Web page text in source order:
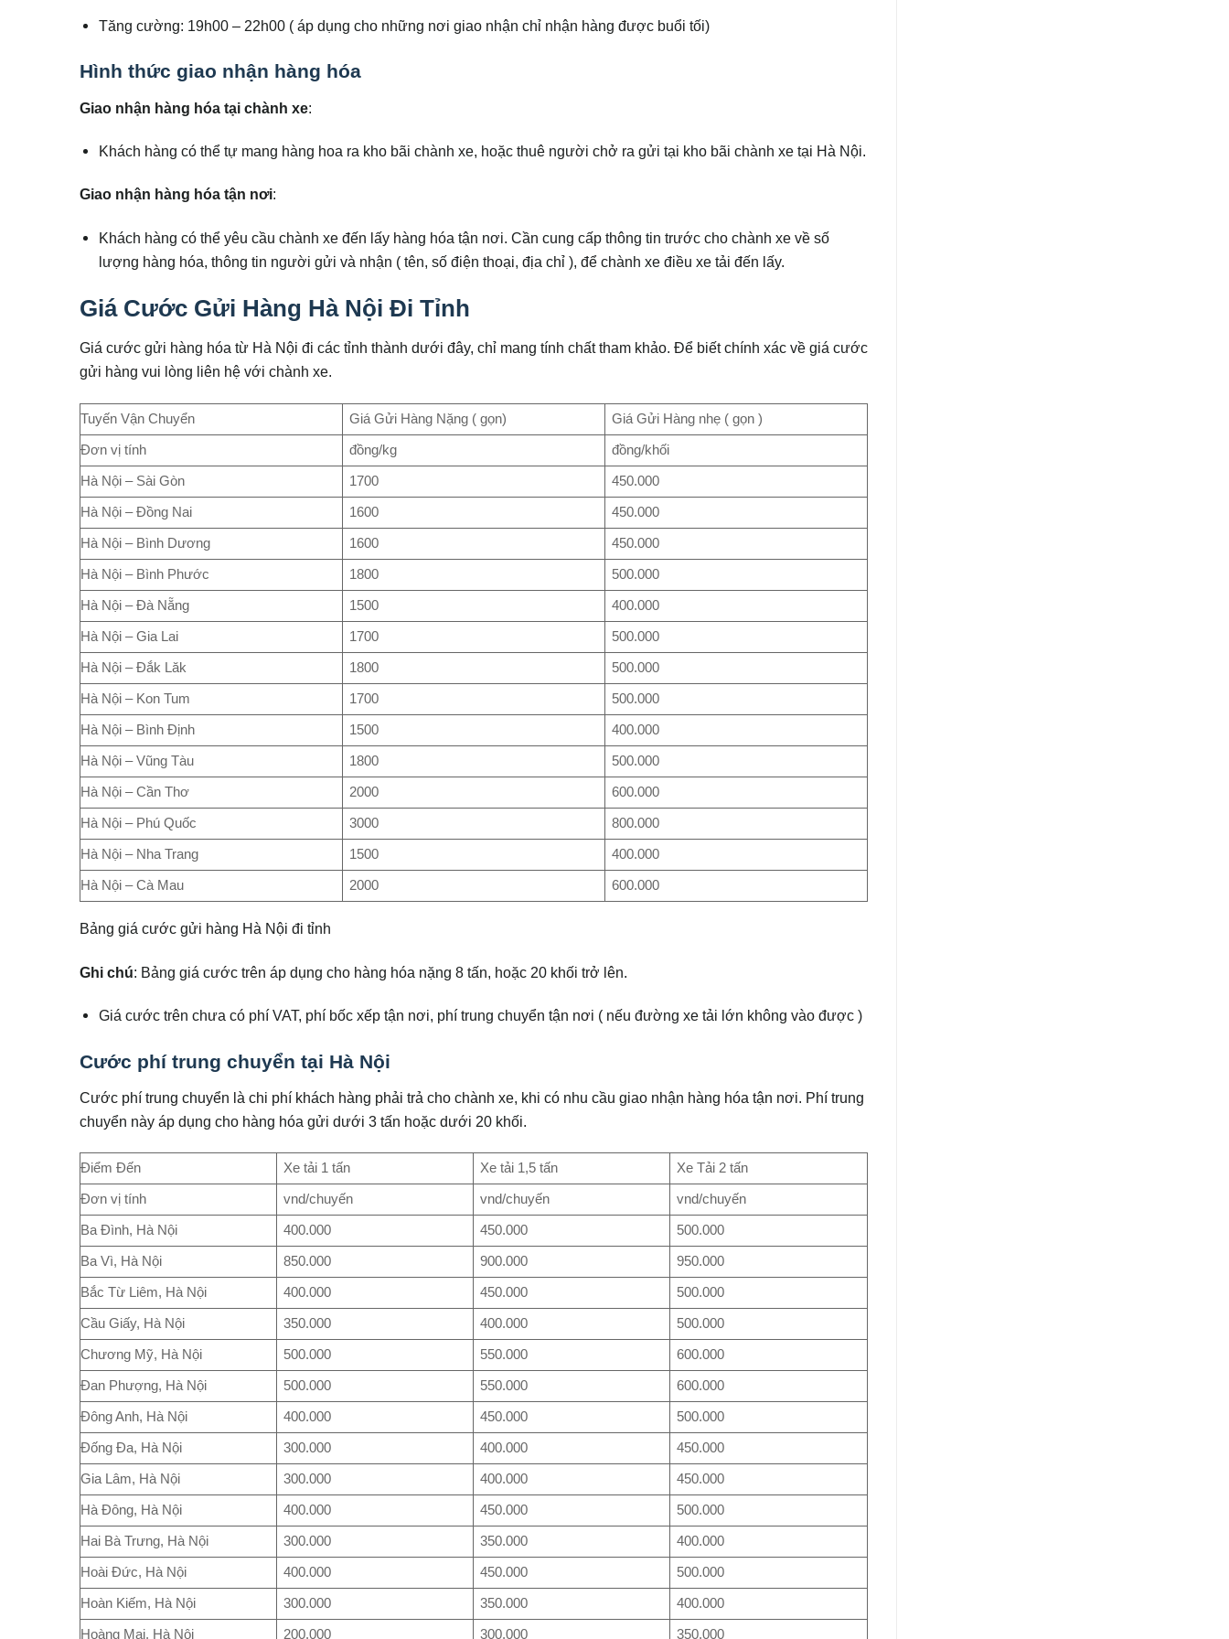
Tăng cường: 19h00 – 22h00 ( áp dụng cho những nơi giao nhận chỉ nhận hàng được buổi tối)
Hình thức giao nhận hàng hóa
Giao nhận hàng hóa tại chành xe:
Khách hàng có thể tự mang hàng hoa ra kho bãi chành xe, hoặc thuê người chở ra gửi tại kho bãi chành xe tại Hà Nội.
Giao nhận hàng hóa tận nơi:
Khách hàng có thể yêu cầu chành xe đến lấy hàng hóa tận nơi. Cần cung cấp thông tin trước cho chành xe về số
lượng hàng hóa, thông tin người gửi và nhận ( tên, số điện thoại, địa chỉ ), để chành xe điều xe tải đến lấy.
Giá Cước Gửi Hàng Hà Nội Đi Tỉnh
Giá cước gửi hàng hóa từ Hà Nội đi các tỉnh thành dưới đây, chỉ mang tính chất tham khảo. Để biết chính xác về giá cước
gửi hàng vui lòng liên hệ với chành xe.
Tuyến Vận Chuyển Giá Gửi Hàng Nặng ( gọn) Giá Gửi Hàng nhẹ ( gọn )
Đơn vị tính đồng/kg đồng/khối
Hà Nội – Sài Gòn 1700 450.000
Hà Nội – Đồng Nai 1600 450.000
Hà Nội – Bình Dương 1600 450.000
Hà Nội – Bình Phước 1800 500.000
Hà Nội – Đà Nẵng 1500 400.000
Hà Nội – Gia Lai 1700 500.000
Hà Nội – Đắk Lăk 1800 500.000
Hà Nội – Kon Tum 1700 500.000
Hà Nội – Bình Định 1500 400.000
Hà Nội – Vũng Tàu 1800 500.000
Hà Nội – Cần Thơ 2000 600.000
Hà Nội – Phú Quốc 3000 800.000
Hà Nội – Nha Trang 1500 400.000
Hà Nội – Cà Mau 2000 600.000
Bảng giá cước gửi hàng Hà Nội đi tỉnh
Ghi chú: Bảng giá cước trên áp dụng cho hàng hóa nặng 8 tấn, hoặc 20 khối trở lên.
Giá cước trên chưa có phí VAT, phí bốc xếp tận nơi, phí trung chuyển tận nơi ( nếu đường xe tải lớn không vào được )
Cước phí trung chuyển tại Hà Nội
Cước phí trung chuyển là chi phí khách hàng phải trả cho chành xe, khi có nhu cầu giao nhận hàng hóa tận nơi. Phí trung
chuyển này áp dụng cho hàng hóa gửi dưới 3 tấn hoặc dưới 20 khối.
Điểm Đến Xe tải 1 tấn Xe tải 1,5 tấn Xe Tải 2 tấn
Đơn vị tính vnd/chuyến vnd/chuyến vnd/chuyến
Ba Đình, Hà Nội 400.000 450.000 500.000
Ba Vì, Hà Nội 850.000 900.000 950.000
Bắc Từ Liêm, Hà Nội 400.000 450.000 500.000
Cầu Giấy, Hà Nội 350.000 400.000 500.000
Chương Mỹ, Hà Nội 500.000 550.000 600.000
Đan Phượng, Hà Nội 500.000 550.000 600.000
Đông Anh, Hà Nội 400.000 450.000 500.000
Đống Đa, Hà Nội 300.000 400.000 450.000
Gia Lâm, Hà Nội 300.000 400.000 450.000
Hà Đông, Hà Nội 400.000 450.000 500.000
Hai Bà Trưng, Hà Nội 300.000 350.000 400.000
Hoài Đức, Hà Nội 400.000 450.000 500.000
Hoàn Kiếm, Hà Nội 300.000 350.000 400.000
Hoàng Mai, Hà Nội 200.000 300.000 350.000